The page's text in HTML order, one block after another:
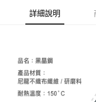
AFTEE先享後付是「在收到商
便利好安心！
１．簡單：不需註冊會員、不需
【「AFTEE先享後付」結帳流程
１．於結帳方式選擇「AFTEE
結帳頁面，進行簡訊認證並確
２．訂單成立數日內，您將收
３．收到繳費通知簡訊後14天
貨到付款
全家取貨付款
每筆NT$60，滿NT$1,000(
7-11取貨付款
詳細說明